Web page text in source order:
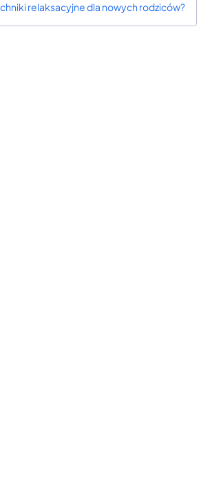
relaksacyjne dla nowych rodziców?